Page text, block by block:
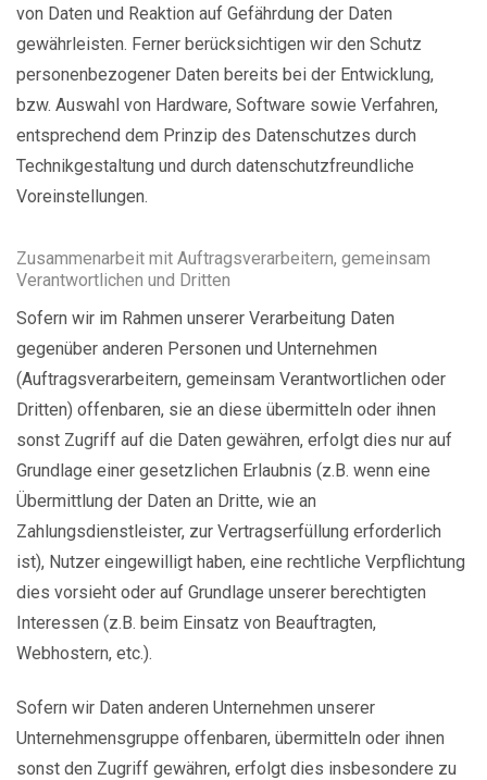
von Daten und Reaktion auf Gefährdung der Daten
gewährleisten. Ferner berücksichtigen wir den Schutz
personenbezogener Daten bereits bei der Entwicklung,
bzw. Auswahl von Hardware, Software sowie Verfahren,
entsprechend dem Prinzip des Datenschutzes durch
Technikgestaltung und durch datenschutzfreundliche
Voreinstellungen.
Zusammenarbeit mit Auftragsverarbeitern, gemeinsam
Verantwortlichen und Dritten
Sofern wir im Rahmen unserer Verarbeitung Daten
gegenüber anderen Personen und Unternehmen
(Auftragsverarbeitern, gemeinsam Verantwortlichen oder
Dritten) offenbaren, sie an diese übermitteln oder ihnen
sonst Zugriff auf die Daten gewähren, erfolgt dies nur auf
Grundlage einer gesetzlichen Erlaubnis (z.B. wenn eine
Übermittlung der Daten an Dritte, wie an
Zahlungsdienstleister, zur Vertragserfüllung erforderlich
ist), Nutzer eingewilligt haben, eine rechtliche Verpflichtung
dies vorsieht oder auf Grundlage unserer berechtigten
Interessen (z.B. beim Einsatz von Beauftragten,
Webhostern, etc.).
Sofern wir Daten anderen Unternehmen unserer
Unternehmensgruppe offenbaren, übermitteln oder ihnen
sonst den Zugriff gewähren, erfolgt dies insbesondere zu